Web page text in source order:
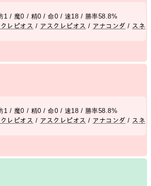
1 / 魔0 / 精0 / 命0 / 速18 / 勝率58.8%
レピオス / アスクレピオス / アナコンダ / スネ
1 / 魔0 / 精0 / 命0 / 速18 / 勝率58.8%
レピオス / アスクレピオス / アナコンダ / スネ